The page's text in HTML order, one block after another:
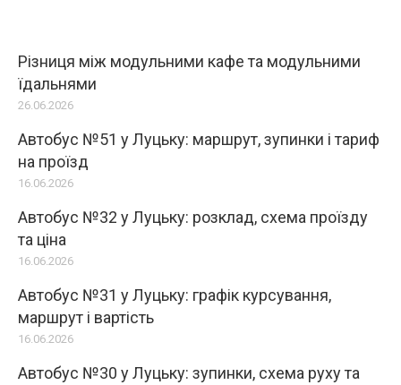
Різниця між модульними кафе та модульними
їдальнями
26.06.2026
Автобус №51 у Луцьку: маршрут, зупинки і тариф
на проїзд
16.06.2026
Автобус №32 у Луцьку: розклад, схема проїзду
та ціна
16.06.2026
Автобус №31 у Луцьку: графік курсування,
маршрут і вартість
16.06.2026
Автобус №30 у Луцьку: зупинки, схема руху та